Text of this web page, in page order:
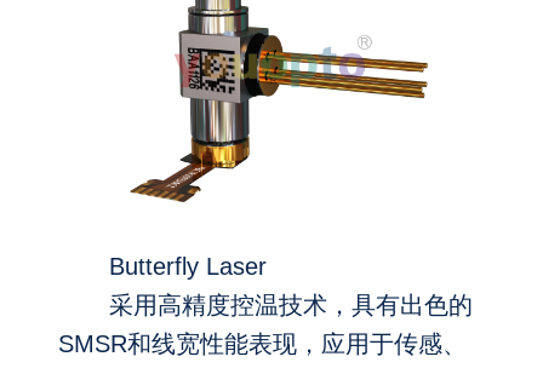
Butterfly Laser
采用高精度控温技术，具有出色的
SMSR和线宽性能表现，应用于传感、